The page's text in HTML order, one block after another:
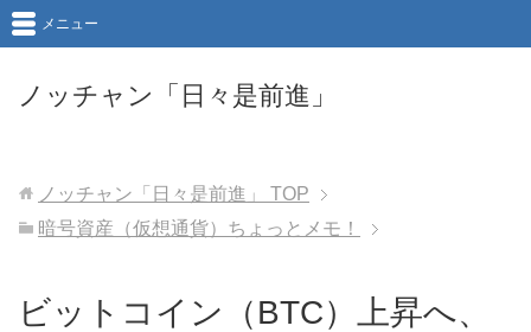
ノッチャン「日々是前進」
メニュー
ノッチャン「日々是前進」
TOP
暗号資産（仮想通貨）ちょっとメモ！
ビットコイン（BTC）上昇へ、